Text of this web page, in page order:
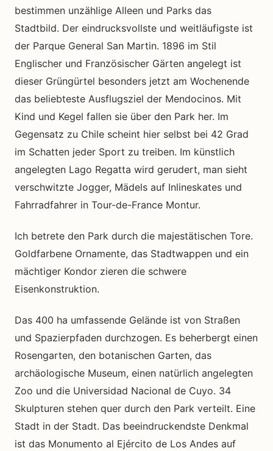
bestimmen unzählige Alleen und Parks das
Stadtbild. Der eindrucksvollste und weitläufigste ist
der Parque General San Martin. 1896 im Stil
Englischer und Französischer Gärten angelegt ist
dieser Grüngürtel besonders jetzt am Wochenende
das beliebteste Ausflugsziel der Mendocinos. Mit
Kind und Kegel fallen sie über den Park her. Im
Gegensatz zu Chile scheint hier selbst bei 42 Grad
im Schatten jeder Sport zu treiben. Im künstlich
angelegten Lago Regatta wird gerudert, man sieht
verschwitzte Jogger, Mädels auf Inlineskates und
Fahrradfahrer in Tour-de-France Montur.
Ich betrete den Park durch die majestätischen Tore.
Goldfarbene Ornamente, das Stadtwappen und ein
mächtiger Kondor zieren die schwere
Eisenkonstruktion.
Das 400 ha umfassende Gelände ist von Straßen
und Spazierpfaden durchzogen. Es beherbergt einen
Rosengarten, den botanischen Garten, das
archäologische Museum, einen natürlich angelegten
Zoo und die Universidad Nacional de Cuyo. 34
Skulpturen stehen quer durch den Park verteilt. Eine
Stadt in der Stadt. Das beeindruckendste Denkmal
ist das Monumento al Ejército de Los Andes auf